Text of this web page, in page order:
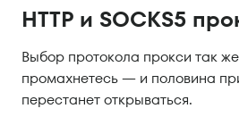
HTTP и SOCKS5
Выбор протокола прокси так
промахнетесь — и половина
перестанет открываться.